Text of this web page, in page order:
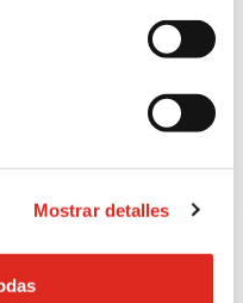
Mostrar detalles